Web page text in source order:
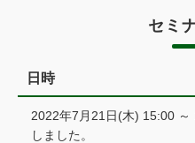
セミ
日時
2022年7月21日(木) 15:00
しました。